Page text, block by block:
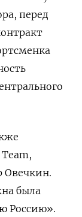
перед
Овечкин.
была
Россию».